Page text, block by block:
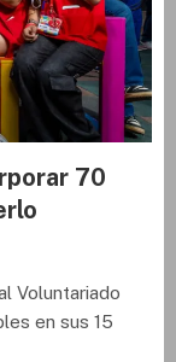
70
Voluntariado
en sus 15